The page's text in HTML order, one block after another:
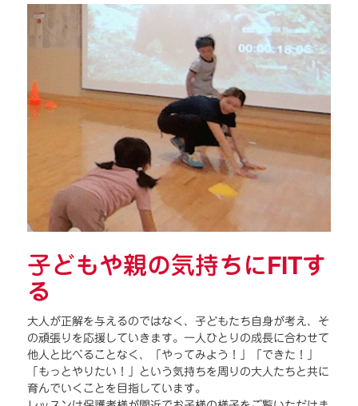
子どもや親の気持ちにFITす
る
大人が正解を与えるのではなく、子どもたち自身が考え、そ
の頑張りを応援していきます。一人ひとりの成長に合わせて
他人と比べることなく、「やってみよう！」「できた！」
「もっとやりたい！」という気持ちを周りの大人たちと共に
育んでいくことを目指しています。